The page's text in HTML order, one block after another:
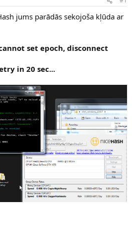
jums parādās sekojoša kļūda ar
set epoch, disconnect
in 20 sec...